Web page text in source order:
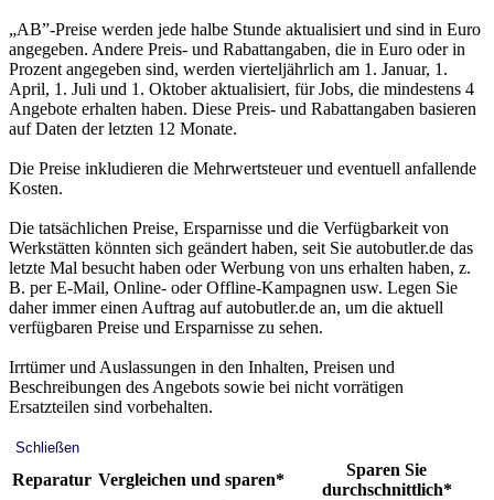
„AB”-Preise werden jede halbe Stunde aktualisiert und sind in Euro
angegeben. Andere Preis- und Rabattangaben, die in Euro oder in
Prozent angegeben sind, werden vierteljährlich am 1. Januar, 1.
April, 1. Juli und 1. Oktober aktualisiert, für Jobs, die mindestens 4
Angebote erhalten haben. Diese Preis- und Rabattangaben basieren
auf Daten der letzten 12 Monate.
Die Preise inkludieren die Mehrwertsteuer und eventuell anfallende
Kosten.
Die tatsächlichen Preise, Ersparnisse und die Verfügbarkeit von
Werkstätten könnten sich geändert haben, seit Sie autobutler.de das
letzte Mal besucht haben oder Werbung von uns erhalten haben, z.
B. per E-Mail, Online- oder Offline-Kampagnen usw. Legen Sie
daher immer einen Auftrag auf autobutler.de an, um die aktuell
verfügbaren Preise und Ersparnisse zu sehen.
Irrtümer und Auslassungen in den Inhalten, Preisen und
Beschreibungen des Angebots sowie bei nicht vorrätigen
Ersatzteilen sind vorbehalten.
Schließen
Reparatur Vergleichen und sparen*
Sparen Sie
durchschnittlich*